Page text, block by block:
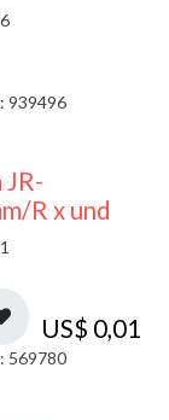
939496
R x und
US$ 0,01
569780